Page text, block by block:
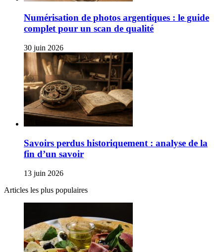
Numérisation de photos argentiques : le guide
complet pour un scan de qualité
30 juin 2026
Savoirs perdus historiquement : analyse de la
fin d’un savoir
13 juin 2026
Articles les plus populaires